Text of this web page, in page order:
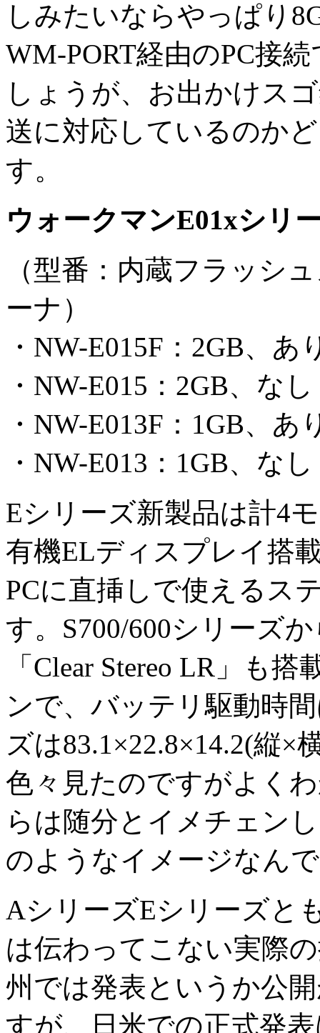
しみたいならやっぱり
WM-PORT経由のPC接
しょうが、お出かけス
送に対応しているのか
す。
ウォークマンE01xシリ
（型番：内蔵フラッシ
ーナ）
・NW-E015F：2GB、あ
・NW-E015：2GB、なし
・NW-E013F：1GB、あ
・NW-E013：1GB、なし
Eシリーズ新製品は計4
有機ELディスプレイ搭
PCに直挿しで使えるス
す。S700/600シリーズ
「Clear Stereo LR」も
ンで、バッテリ駆動時
ズは83.1×22.8×14.2(縦×
色々見たのですがよく
らは随分とイメチェン
のようなイメージなん
AシリーズEシリーズと
は伝わってこない実際
州では発表というか公
すが、日米での正式発